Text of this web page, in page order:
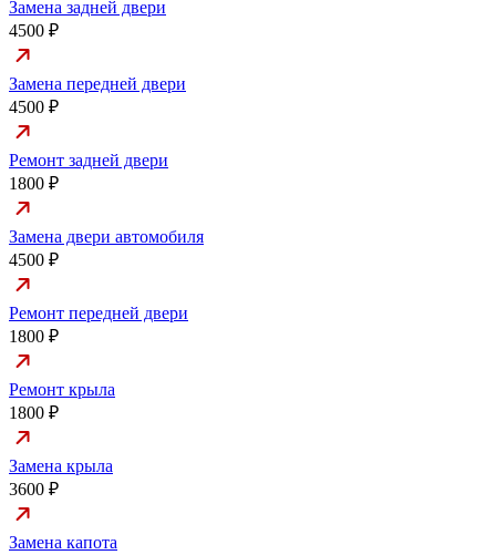
Замена задней двери
4500 ₽
Замена передней двери
4500 ₽
Ремонт задней двери
1800 ₽
Замена двери автомобиля
4500 ₽
Ремонт передней двери
1800 ₽
Ремонт крыла
1800 ₽
Замена крыла
3600 ₽
Замена капота